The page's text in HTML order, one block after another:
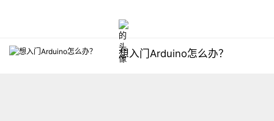
想入门Arduino怎么办？